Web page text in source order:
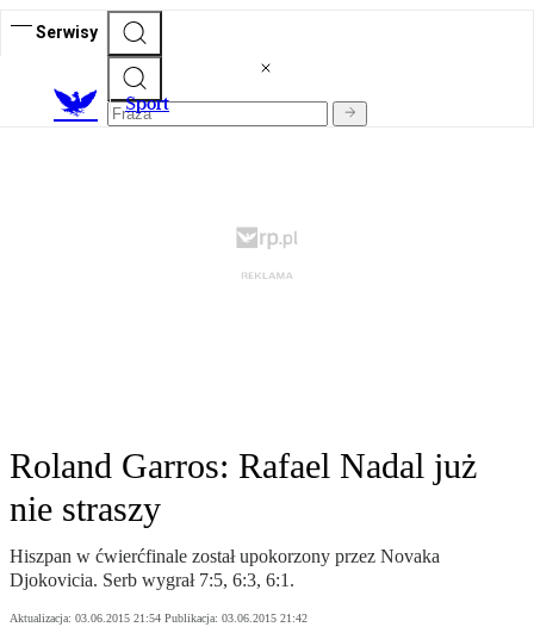
Serwisy
Sport
Roland Garros: Rafael Nadal już
nie straszy
Hiszpan w ćwierćfinale został upokorzony przez Novaka
Djokovicia. Serb wygrał 7:5, 6:3, 6:1.
Aktualizacja: 03.06.2015 21:54 Publikacja: 03.06.2015 21:42